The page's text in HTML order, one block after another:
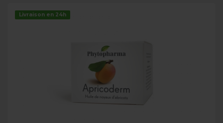
Livraison en 24h